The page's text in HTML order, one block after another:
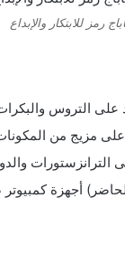
رمز للابتكار والإبداع